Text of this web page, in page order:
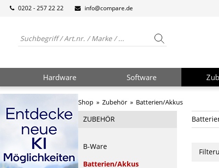
0202 - 257 22 22 info@compare.de
Hardware Software
Shop » Zubehör » Batterien/Akkus
ZUBEHÖR
B-Ware
Batterien/Akkus